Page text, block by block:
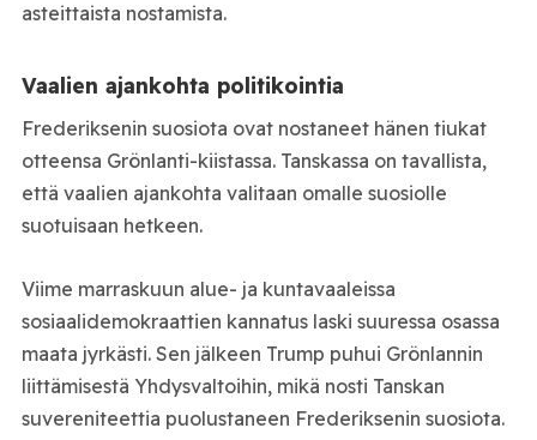
asteittaista nostamista.
Vaalien ajankohta politikointia
Frederiksenin suosiota ovat nostaneet hänen tiukat
otteensa Grönlanti-kiistassa. Tanskassa on tavallista,
että vaalien ajankohta valitaan omalle suosiolle
suotuisaan hetkeen.
Viime marraskuun alue- ja kuntavaaleissa
sosiaalidemokraattien kannatus laski suuressa osassa
maata jyrkästi. Sen jälkeen Trump puhui Grönlannin
liittämisestä Yhdysvaltoihin, mikä nosti Tanskan
suvereniteettia puolustaneen Frederiksenin suosiota.